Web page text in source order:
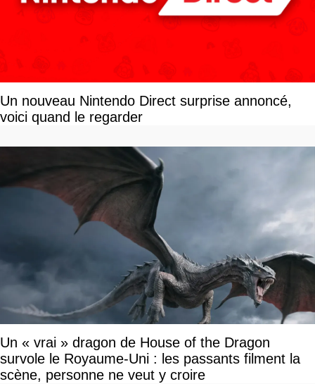
Un nouveau Nintendo Direct surprise annoncé,
voici quand le regarder
Un « vrai » dragon de House of the Dragon
survole le Royaume-Uni : les passants filment la
scène, personne ne veut y croire